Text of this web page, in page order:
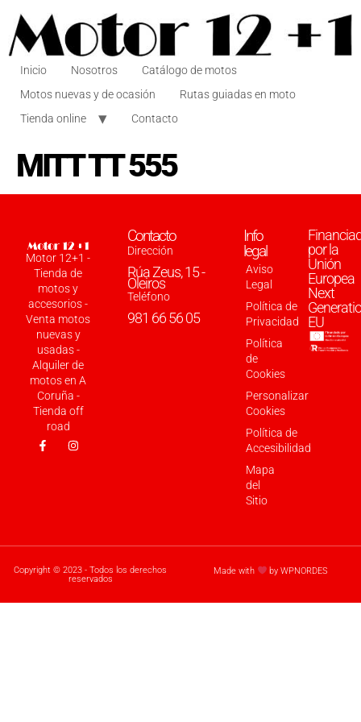
Inicio Nosotros
Catálogo de motos
Motos nuevas y de ocasión
Rutas guiadas en moto
Tienda online
Contacto
MITT TT 555
Motor 12+1 -
Tienda de
motos y
accesorios -
Venta motos
nuevas y
usadas -
Alquiler de
motos en A
Coruña -
Tienda off
road
Contacto
Dirección
Rúa Zeus, 15 -
Oleiros
Teléfono
981 66 56 05
Info
legal
Aviso
Legal
Política de
Privacidad
Política
de
Cookies
Personalizar
Cookies
Política de
Accesibilidad
Mapa
del
Sitio
por la
Unión
Europea
Next
EU
Copyright © 2023 - Todos los derechos
reservados
Made with by WPNORDES